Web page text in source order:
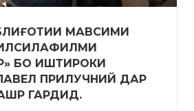
МАВСИМИ
БО ИШТИРОКИ
ПРИЛУЧНИЙ ДАР
ГАРДИД.